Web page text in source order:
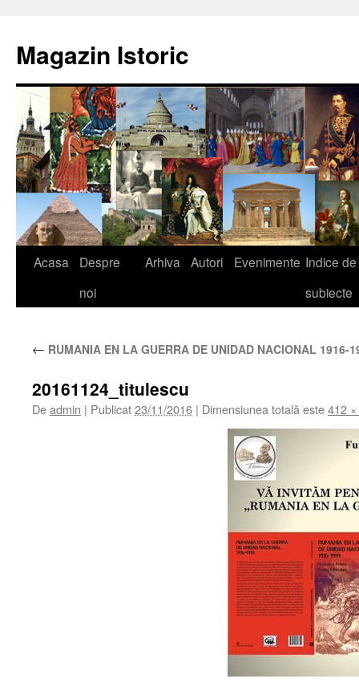
conținut
Magazin Istoric
Acasa
Despre
noi
Arhiva Autori Evenimente Indice de
subiecte
← RUMANIA EN LA GUERRA DE UNIDAD NACIONAL 1916-
20161124_titulescu
Deadmin | Publicat23/11/2016 | Dimensiunea totală este412